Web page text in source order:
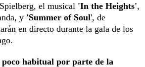
el musical 'In the Heights',
y 'Summer of Soul', de
en directo durante la gala de los
poco habitual por parte de la